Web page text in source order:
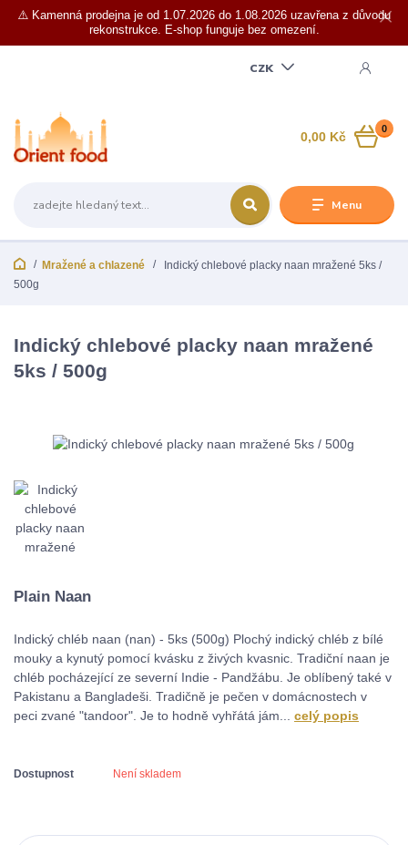
⚠️ Kamenná prodejna je od 1.07.2026 do 1.08.2026 uzavřena z důvodu
rekonstrukce. E-shop funguje bez omezení.
Menu
CZK
0
0,00 Kč
Mražené a chlazené
Indický chlebové placky naan mražené 5ks /
500g
Indický chlebové placky naan mražené
5ks / 500g
Plain Naan
Indický chléb naan (nan) - 5ks (500g) Plochý indický chléb z bílé
mouky a kynutý pomocí kvásku z živých kvasnic. Tradiční naan je
chléb pocházející ze severní Indie - Pandžábu. Je oblíbený také v
Pakistanu a Bangladeši. Tradičně je pečen v domácnostech v
peci zvané "tandoor". Je to hodně vyhřátá jám... celý popis
Dostupnost Není skladem